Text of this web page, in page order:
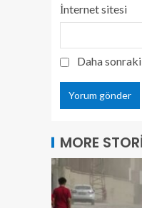
İnternet sitesi
Daha
MORE